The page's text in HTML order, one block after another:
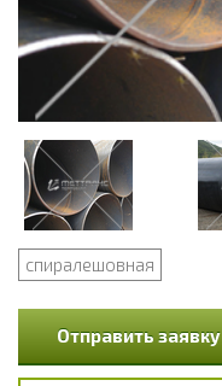
спиралешовная
Отправить заявку